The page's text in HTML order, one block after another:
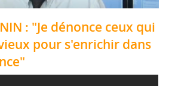
: "Je dénonce ceux qui
pour s'enrichir dans